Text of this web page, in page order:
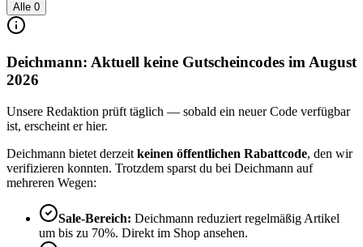
Alle 0
Deichmann: Aktuell keine Gutscheincodes im August
2026
Unsere Redaktion prüft täglich — sobald ein neuer Code verfügbar
ist, erscheint er hier.
Deichmann bietet derzeit keinen öffentlichen Rabattcode, den wir
verifizieren konnten. Trotzdem sparst du bei Deichmann auf
mehreren Wegen:
Sale-Bereich: Deichmann reduziert regelmäßig Artikel
um bis zu 70%. Direkt im Shop ansehen.